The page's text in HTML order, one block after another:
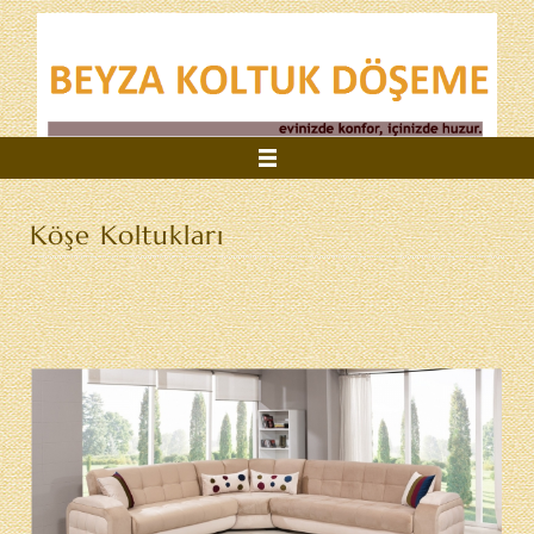
Anasayfa
Kurumsal
Hizmetlerimiz
Referanslarımız
İletişim
Köşe Koltukları